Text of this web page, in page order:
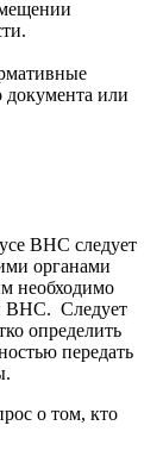
документа или
ВНС следует
органами
необходимо
ВНС. Следует
определить
передать
о том, кто